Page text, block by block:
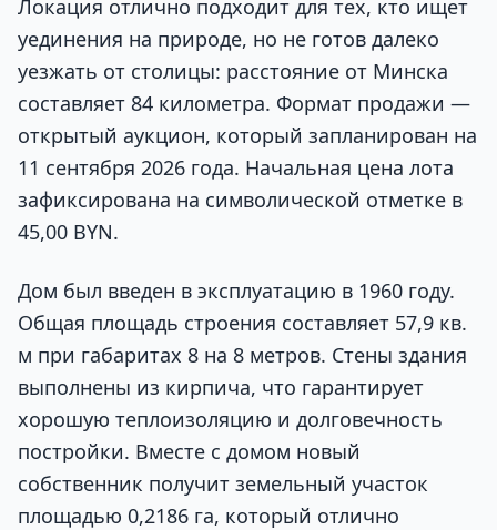
Локация отлично подходит для тех, кто ищет
уединения на природе, но не готов далеко
уезжать от столицы: расстояние от Минска
составляет 84 километра. Формат продажи —
открытый аукцион, который запланирован на
11 сентября 2026 года. Начальная цена лота
зафиксирована на символической отметке в
45,00 BYN.
Дом был введен в эксплуатацию в 1960 году.
Общая площадь строения составляет 57,9 кв.
м при габаритах 8 на 8 метров. Стены здания
выполнены из кирпича, что гарантирует
хорошую теплоизоляцию и долговечность
постройки. Вместе с домом новый
собственник получит земельный участок
площадью 0,2186 га, который отлично